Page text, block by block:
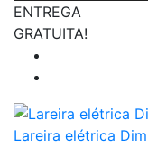
ENTREGA
GRATUITA!
Lareira elétrica